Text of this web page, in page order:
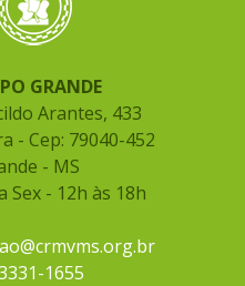
GRANDE
Arantes, 433
- Cep: 79040-452
- MS
Sex - 12h às 18h
1655